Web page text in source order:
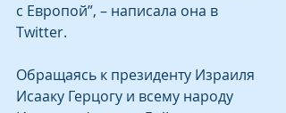
с Европой”, – написала она в
Twitter.
Обращаясь к президенту Израиля
Исааку Герцогу и всему народу